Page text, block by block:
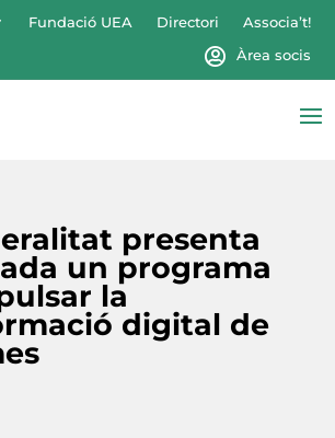
Fundació UEA Directori
Associa’t!
Àrea socis
presenta
un programa
la
digital de